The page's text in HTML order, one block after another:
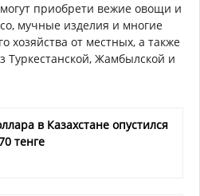
приобрети вежие овощи и
мучные изделия и многие
хозяйства от местных, а также
Туркестанской, Жамбылской и
в Казахстане опустился
тенге